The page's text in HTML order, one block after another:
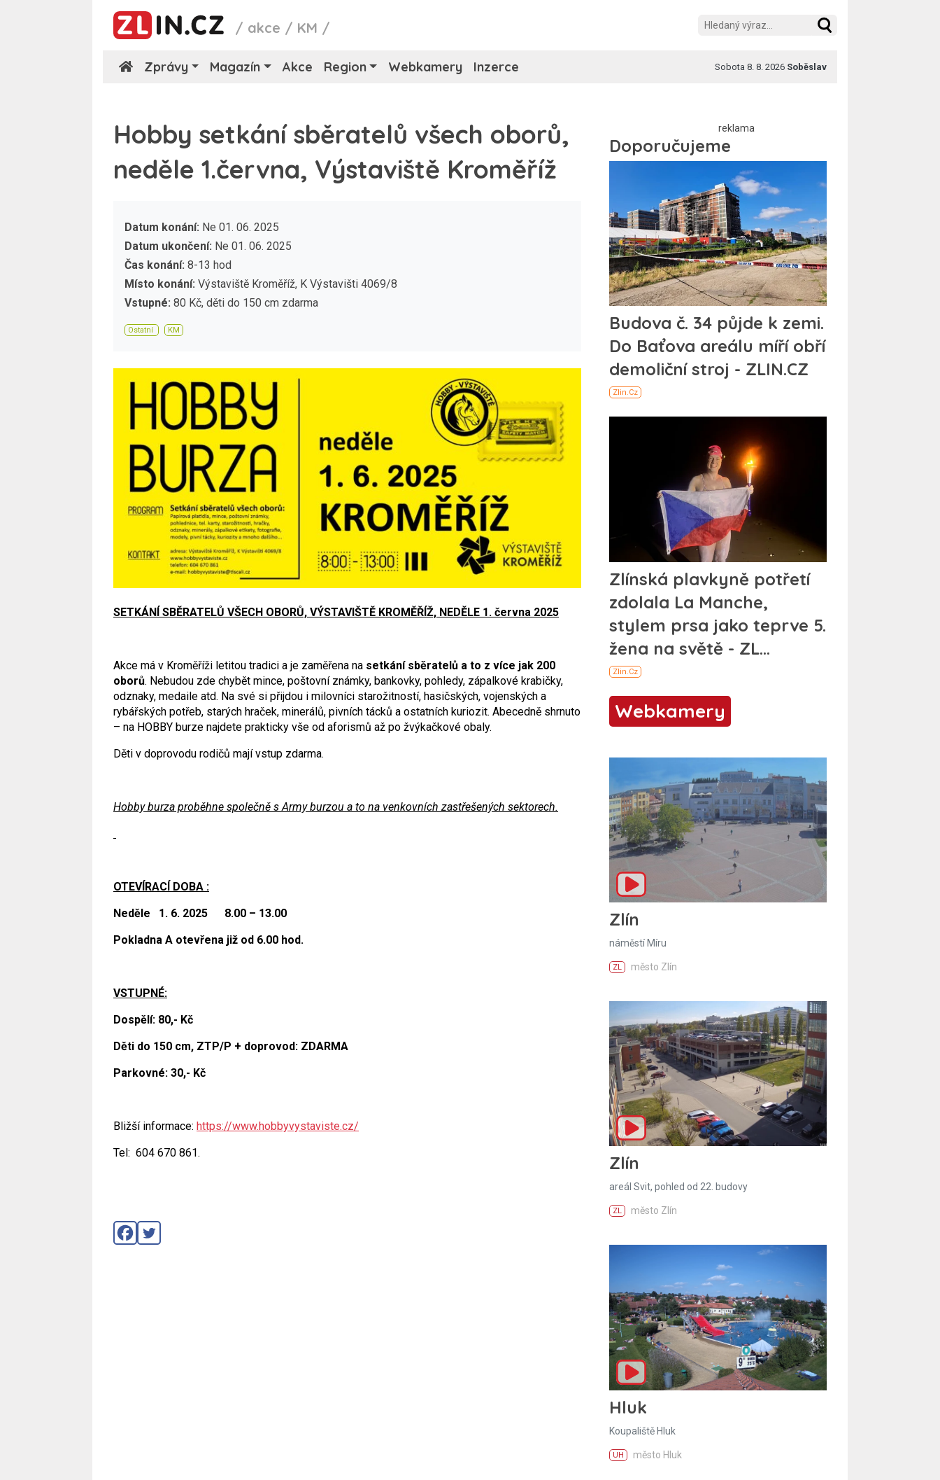
/ akce / KM /
Zprávy Magazín Akce Region Webkamery Inzerce Sobota 8. 8. 2026 Soběslav
Hobby setkání sběratelů všech oborů,
neděle 1.června, Výstaviště Kroměříž
Datum konání: Ne 01. 06. 2025
Datum ukončení: Ne 01. 06. 2025
Čas konání: 8-13 hod
Místo konání: Výstaviště Kroměříž, K Výstavišti 4069/8
Vstupné: 80 Kč, děti do 150 cm zdarma
Ostatní KM
SETKÁNÍ SBĚRATELŮ VŠECH OBORŮ, VÝSTAVIŠTĚ KROMĚŘÍŽ, NEDĚLE 1. června 2025
Akce má v Kroměříži letitou tradici a je zaměřena na setkání sběratelů a to z více jak 200
oborů. Nebudou zde chybět mince, poštovní známky, bankovky, pohledy, zápalkové krabičky,
odznaky, medaile atd. Na své si přijdou i milovníci starožitností, hasičských, vojenských a
rybářských potřeb, starých hraček, minerálů, pivních tácků a ostatních kuriozit. Abecedně shrnuto
– na HOBBY burze najdete prakticky vše od aforismů až po žvýkačkové obaly.
Děti v doprovodu rodičů mají vstup zdarma.
Hobby burza proběhne společně s Army burzou a to na venkovních zastřešených sektorech.
OTEVÍRACÍ DOBA :
Neděle 1. 6. 2025 8.00 – 13.00
Pokladna A otevřena již od 6.00 hod.
VSTUPNÉ:
Dospělí: 80,- Kč
Děti do 150 cm, ZTP/P + doprovod: ZDARMA
Parkovné: 30,- Kč
Bližší informace: https://www.hobbyvystaviste.cz/
Tel: 604 670 861.
Webkamery
Zlín
náměstí Míru
ZL město Zlín
Zlín
areál Svit, pohled od 22. budovy
ZL město Zlín
Hluk
Koupaliště Hluk
UH město Hluk